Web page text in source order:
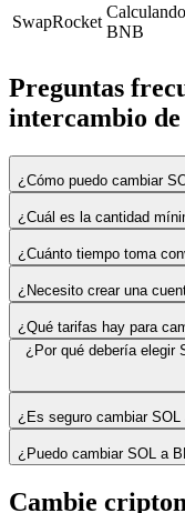
SwapRocket
BNB
Preguntas
intercambio
¿Cómo puedo cambiar
¿Cuál es la cantidad
¿Cuánto tiempo toma
¿Necesito crear una
¿Qué tarifas hay para
¿Por qué debería elegir
¿Es seguro cambiar
¿Puedo cambiar SOL a
Cambie